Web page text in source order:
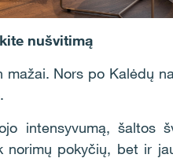
nušvitimą
Nors po Kalėdų
intensyvumą, šaltos
pokyčių, bet ir